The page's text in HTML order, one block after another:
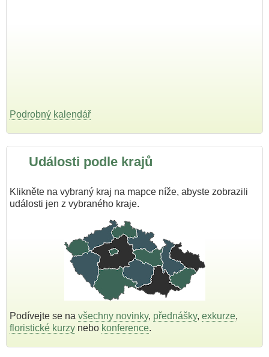
Podrobný kalendář
Události podle krajů
Klikněte na vybraný kraj na mapce níže, abyste zobrazili
události jen z vybraného kraje.
Podívejte se na všechny novinky, přednášky, exkurze,
floristické kurzy nebo konference.